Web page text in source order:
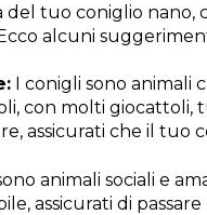
tuo coniglio nano,
alcuni
I conigli sono animali
con molti
assicurati che il tuo
animali sociali e
assicurati di